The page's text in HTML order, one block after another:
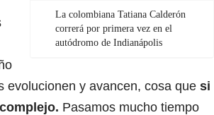
La colombiana Tatiana Calderón
correrá por primera vez en el
autódromo de Indianápolis
evolucionen y avancen, cosa que si
Pasamos mucho tiempo